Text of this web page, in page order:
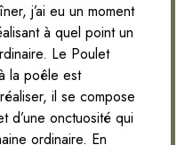
j’ai eu un moment
à quel point un
Le Poulet
la poêle est
il se compose
d’une onctuosité qui
ordinaire. En